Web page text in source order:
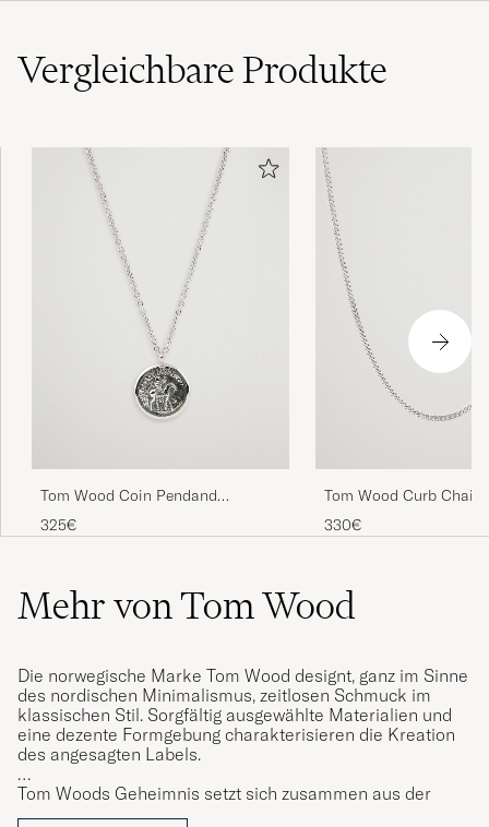
VergleichbareProdukte
Tom Wood Coin Pendand
Necklace Silver
325€
Tom Wood Curb Chain
Necklace Silver
330€
Mehr von Tom Wood
Die norwegische Marke Tom Wood designt, ganz im Sinne
des nordischen Minimalismus, zeitlosen Schmuck im
klassischen Stil. Sorgfältig ausgewählte Materialien und
eine dezente Formgebung charakterisieren die Kreation
des angesagten Labels.
Tom Woods Geheimnis setzt sich zusammen aus der
Verbindung von hohem Qualitätsanspruch, einer